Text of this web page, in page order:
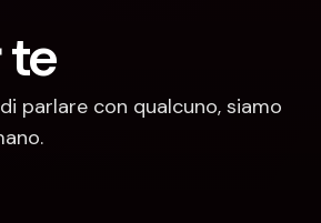
te
parlare con qualcuno, siamo